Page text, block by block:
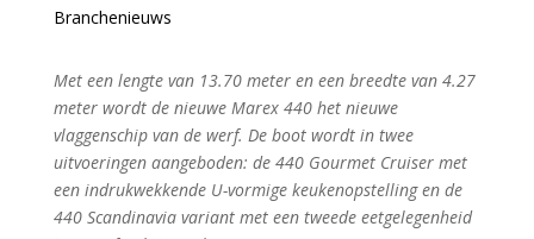
Branchenieuws
Met een lengte van 13.70 meter en een breedte van 4.27
meter wordt de nieuwe Marex 440 het nieuwe
vlaggenschip van de werf. De boot wordt in twee
uitvoeringen aangeboden: de 440 Gourmet Cruiser met
een indrukwekkende U-vormige keukenopstelling en de
440 Scandinavia variant met een tweede eetgelegenheid